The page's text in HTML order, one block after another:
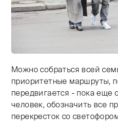
Тифлокомментарий:
Можно собраться всей
приоритетные маршруты,
передвигается - пока еще
человек, обозначить все
перекресток со